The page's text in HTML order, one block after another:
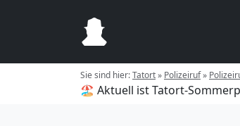
Sie sind hier:Tatort» Polizeiruf»
🏖️ Aktuell ist Tatort-